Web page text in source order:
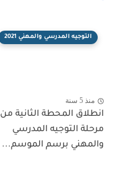
التوجيه المدرسي والمهني 2021
منذ 5 سنة
انطلاق المحطة الثانية من
مرحلة التوجيه المدرسي
والمهني برسم الموسم...